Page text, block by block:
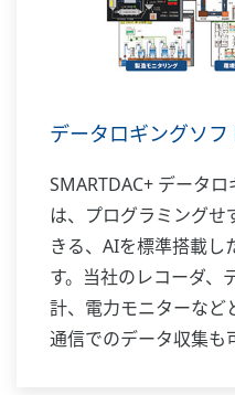
データロギングソ
SMARTDAC+ データ
は、プログラミング
きる、AIを標準搭載し
す。当社のレコーダ、
計、電力モニターな
通信でのデータ収集も